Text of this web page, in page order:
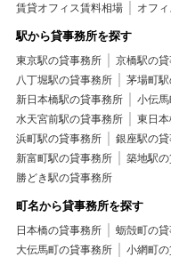
賃貸オフィス賃料相場
オフ
駅から貸事務所を探す
東京駅の貸事務所 京橋駅の
八丁堀駅の貸事務所
茅場町
新日本橋駅の貸事務所
小伝
水天宮前駅の貸事務所
東日
浜町駅の貸事務所
銀座駅の
新富町駅の貸事務所
築地駅
勝どき駅の貸事務所
町名から貸事務所を探す
日本橋の貸事務所 蛎殻町の
大伝馬町の貸事務所
小網町